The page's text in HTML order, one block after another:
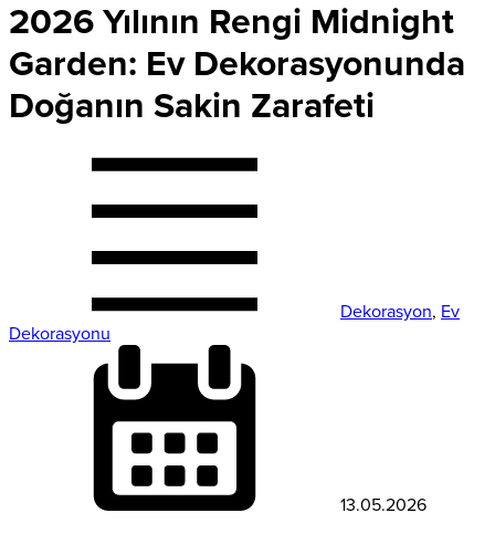
2026 Yılının Rengi Midnight
Garden: Ev Dekorasyonunda
Doğanın Sakin Zarafeti
Dekorasyon, Ev
Dekorasyonu
13.05.2026